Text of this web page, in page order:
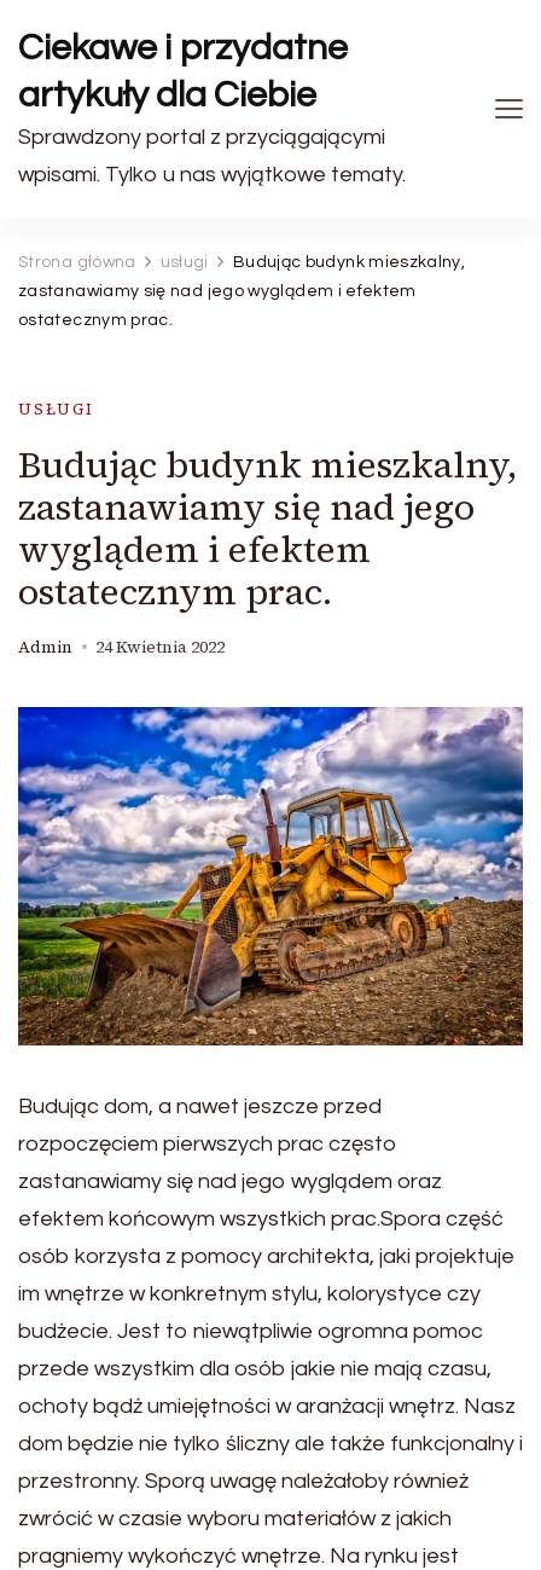
Ciekawe i przydatne
artykuły dla Ciebie
Sprawdzony portal z przyciągającymi
wpisami. Tylko u nas wyjątkowe tematy.
Strona główna usługi
Budując budynk mieszkalny,
zastanawiamy się nad jego wyglądem i efektem
ostatecznym prac.
USŁUGI
Budując budynk mieszkalny,
zastanawiamy się nad jego
wyglądem i efektem
ostatecznym prac.
Admin 24 Kwietnia 2022
Budując dom, a nawet jeszcze przed
rozpoczęciem pierwszych prac często
zastanawiamy się nad jego wyglądem oraz
efektem końcowym wszystkich prac.Spora część
osób korzysta z pomocy architekta, jaki projektuje
im wnętrze w konkretnym stylu, kolorystyce czy
budżecie. Jest to niewątpliwie ogromna pomoc
przede wszystkim dla osób jakie nie mają czasu,
ochoty bądź umiejętności w aranżacji wnętrz. Nasz
dom będzie nie tylko śliczny ale także funkcjonalny i
przestronny. Sporą uwagę należałoby również
zwrócić w czasie wyboru materiałów z jakich
pragniemy wykończyć wnętrze. Na rynku jest